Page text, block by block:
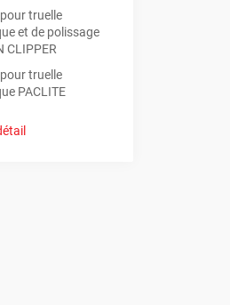
nos
équipements de
truelle
et de polissage
CLIPPER
truelle
PACLITE